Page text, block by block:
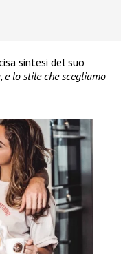
sintesi del suo
e lo stile che scegliamo